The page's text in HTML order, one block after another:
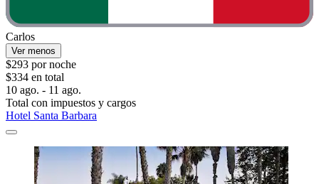
Carlos
Ver menos
$293 por noche
$334 en total
10 ago. - 11 ago.
Total con impuestos y cargos
Hotel Santa Barbara